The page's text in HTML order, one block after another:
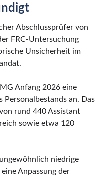
Abschlussprüfer von
FRC-Untersuchung
Unsicherheit im
Anfang 2026 eine
Personalbestands an. Das
rund 440 Assistant
sowie etwa 120
niedrige
Anpassung der